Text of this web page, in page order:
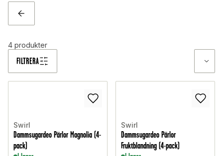
TILLBAKA
FILTRERA
4 produkter
Swirl
Dammsugardeo Pärlor Magnolia (4-
pack)
Swirl
Dammsugardeo Pärlor
Fruktblandning (4-pack)